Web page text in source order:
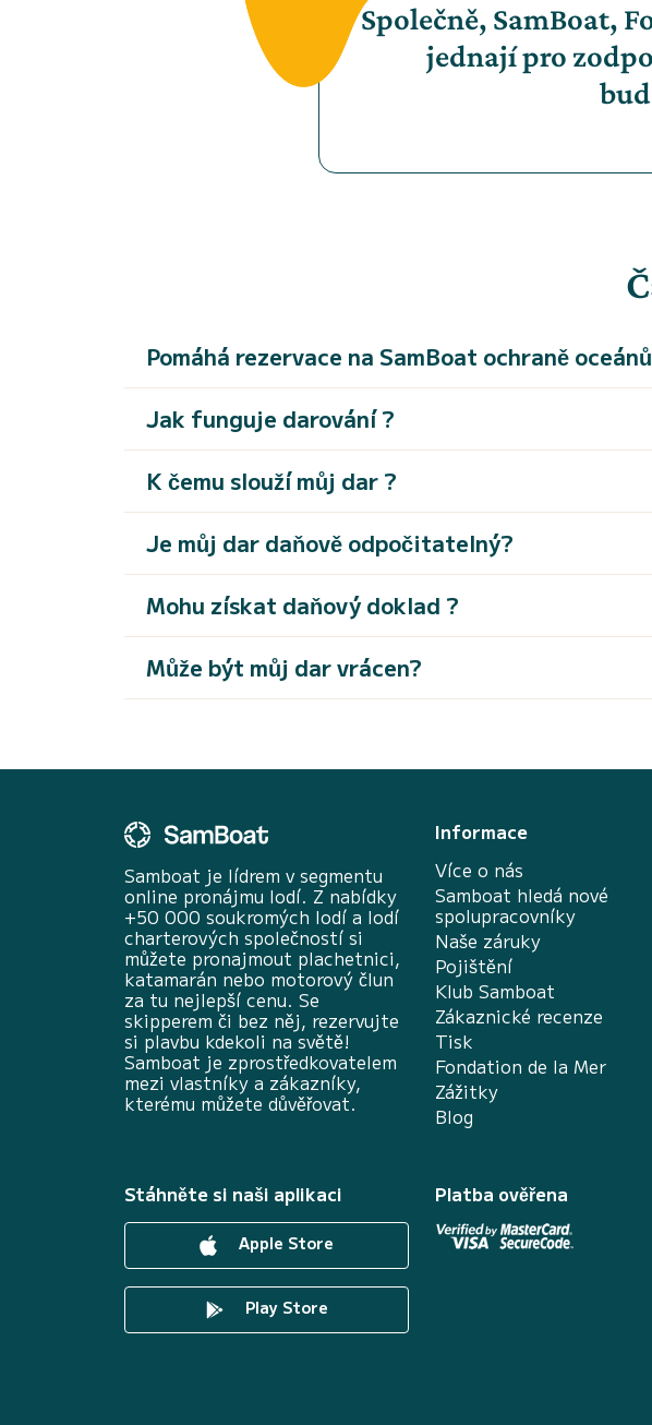
Společně, SamBoat,
jednají pro
Pomáhá rezervace na SamBoat ochraně
Jak funguje darování ?
K čemu slouží můj dar ?
Je můj dar daňově odpočitatelný?
Mohu získat daňový doklad ?
Může být můj dar vrácen?
Samboat je lídrem v segmentu
online pronájmu lodí. Z nabídky
+50 000 soukromých lodí a lodí
charterových společností si
můžete pronajmout plachetnici,
katamarán nebo motorový člun
za tu nejlepší cenu. Se
skipperem či bez něj, rezervujte
si plavbu kdekoli na světě!
Samboat je zprostředkovatelem
mezi vlastníky a zákazníky,
kterému můžete důvěřovat.
Informace
Více o nás
Samboat hledá nové
spolupracovníky
Naše záruky
Pojištění
Klub Samboat
Zákaznické recenze
Tisk
Fondation de la Mer
Zážitky
Blog
Stáhněte si naši aplikaci
Apple Store
Play Store
Platba ověřena